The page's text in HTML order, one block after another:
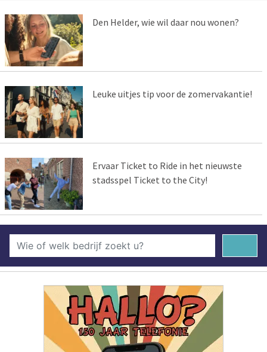
Den Helder, wie wil daar nou wonen?
Leuke uitjes tip voor de zomervakantie!
Ervaar Ticket to Ride in het nieuwste
stadsspel Ticket to the City!